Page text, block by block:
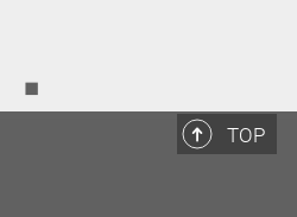
◼
TOP